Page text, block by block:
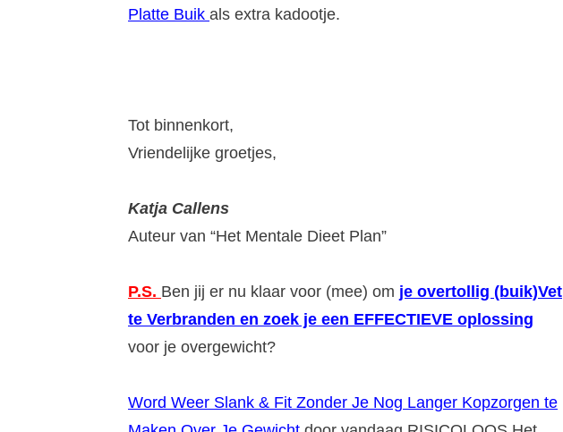
Platte Buik als extra kadootje.
Tot binnenkort,
Vriendelijke groetjes,
Katja Callens
Auteur van “Het Mentale Dieet Plan”
P.S. Ben jij er nu klaar voor (mee) om je overtollig (buik)Vet
te Verbranden en zoek je een EFFECTIEVE oplossing
voor je overgewicht?
Word Weer Slank & Fit Zonder Je Nog Langer Kopzorgen te